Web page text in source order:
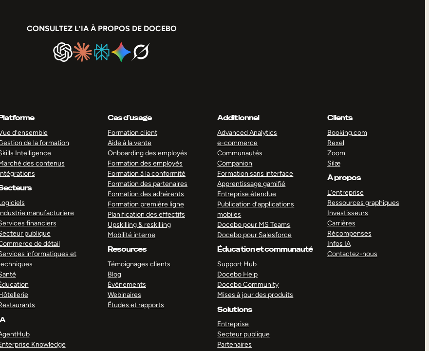
CONSULTEZ L’IA À PROPOS DE DOCEBO
d’ensemble
de la formation
Intelligence
des contenus
manufacturiere
financiers
publique
de détail
informatiques et
Knowledge
Cas d’usage
Formation client
Aide à la vente
Onboarding des employés
Formation des employés
Formation à la conformité
Formation des partenaires
Formation des adhérents
Formation première ligne
Planification des effectifs
Upskilling & reskilling
Mobilité interne
Resources
Témoignages clients
Blog
Événements
Webinaires
Études et rapports
Additionnel
Advanced Analytics
e-commerce
Communautés
Companion
Formation sans interface
Apprentissage gamifié
Entreprise étendue
Publication d’applications
mobiles
Docebo pour MS Teams
Docebo pour Salesforce
Éducation et communauté
Support Hub
Docebo Help
Docebo Community
Mises à jour des produits
Solutions
Entreprise
Secteur publique
Partenaires
Clients
Booking.com
Rexel
Zoom
Silæ
À propos
L’entreprise
Ressources graphiques
Investisseurs
Carrières
Récompenses
Infos IA
Contactez-nous